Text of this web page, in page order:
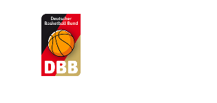
Suchvorschläge